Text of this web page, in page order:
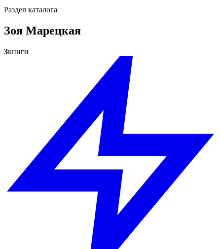
Раздел каталога
Зоя Марецкая
3книги